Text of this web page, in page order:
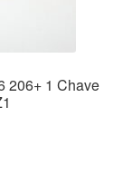
206+ 1 Chave